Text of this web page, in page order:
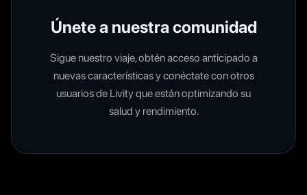
Únete a nuestra comunidad
Sigue nuestro viaje, obtén acceso anticipado a
nuevas características y conéctate con otros
usuarios de Livity que están optimizando su
salud y rendimiento.